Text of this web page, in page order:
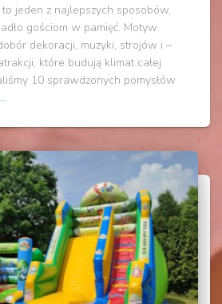
jeden z najlepszych sposobów,
gościom w pamięć. Motyw
dekoracji, muzyki, strojów i –
które budują klimat całej
10 sprawdzonych pomysłów